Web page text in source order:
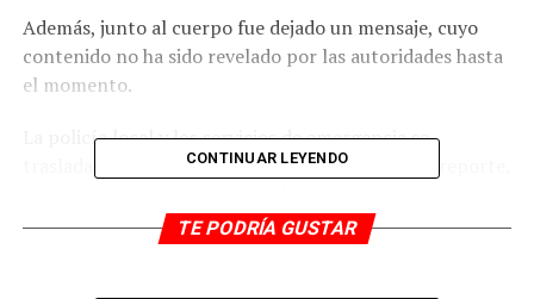
Además, junto al cuerpo fue dejado un mensaje, cuyo
contenido no ha sido revelado por las autoridades hasta
el momento.
La policía local y los servicios de emergencia se
trasladaron al lugar de los hechos tras recibir el reporte,
pertinentes para esclarecer las circunstancias de este
CONTINUAR LEYENDO
TE PODRÍA GUSTAR